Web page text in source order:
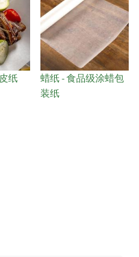
纸
蜡纸 - 食品级涂蜡包
装纸